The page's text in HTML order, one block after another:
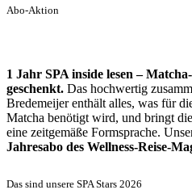
Abo-Aktion
1 Jahr SPA inside lesen –
geschenkt. Das hochwertig
Bredemeijer enthält alles, was für
Matcha benötigt wird, und bringt
eine zeitgemäße Formsprache.
Jahresabo des Wellness-Reise-
Das sind unsere SPA Stars 2026